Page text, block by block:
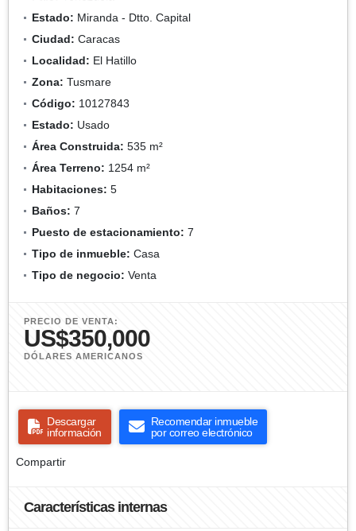
Estado: Miranda - Dtto. Capital
Ciudad: Caracas
Localidad: El Hatillo
Zona: Tusmare
Código: 10127843
Estado: Usado
Área Construida: 535 m²
Área Terreno: 1254 m²
Habitaciones: 5
Baños: 7
Puesto de estacionamiento: 7
Tipo de inmueble: Casa
Tipo de negocio: Venta
PRECIO DE VENTA:
US$350,000
DÓLARES AMERICANOS
Descargar
información
Recomendar inmueble
por correo electrónico
Compartir
Características internas